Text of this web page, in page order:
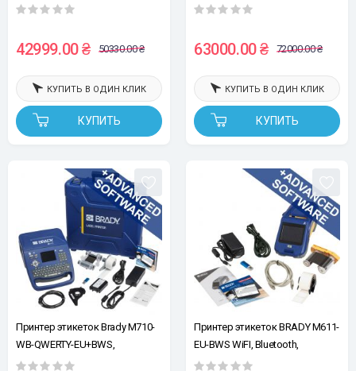
42999.00 ₴ 50330.00 ₴
КУПИТЬ
КУПИТЬ В ОДИН КЛИК
базовое ПО
63000.00 ₴ 72000.00 ₴
КУПИТЬ
КУПИТЬ В ОДИН КЛИК
Принтер этикеток Brady M710-
WB-QWERTY-EU+BWS,
Wifi/Bluetooth , росширенное
Принтер этикеток BRADY M611-
EU-BWS WiFI, Bluetooth,
Базовый комплект +